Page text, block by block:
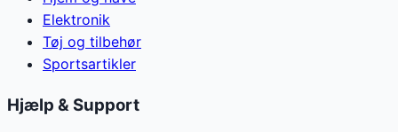
Elektronik
Tøj og tilbehør
Sportsartikler
Hjælp & Support